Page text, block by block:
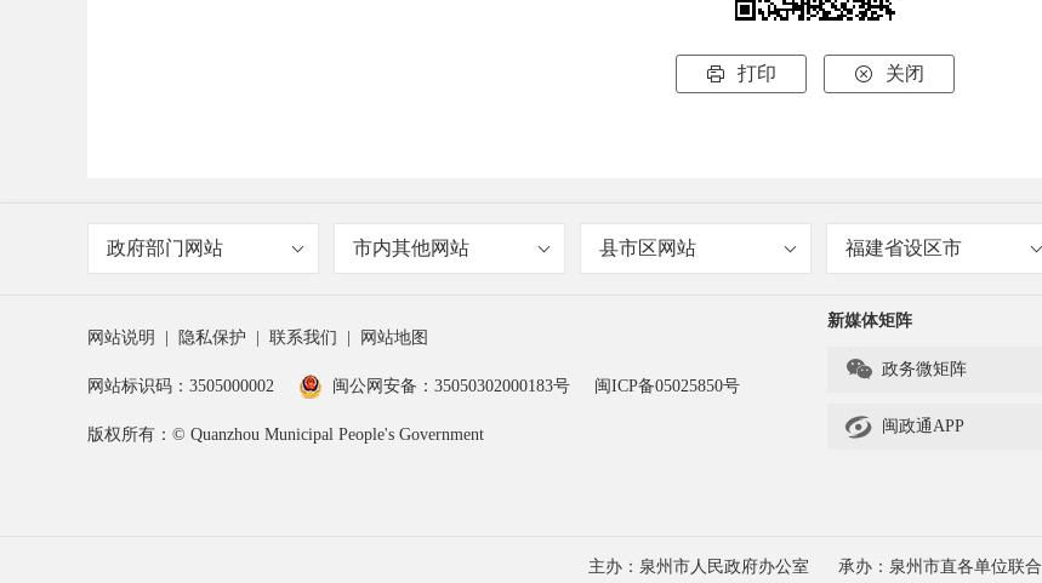
 打印  关闭
政府部门网站 市内其他网站 县市区网站 福建省设区市
网站说明 | 隐私保护 | 联系我们 | 网站地图
网站标识码：3505000002 闽公网安备：35050302000183号 闽ICP备05025850号
版权所有：© Quanzhou Municipal People's Government
新媒体矩阵
 政务微矩阵
 闽政通APP
主办：泉州市人民政府办公室 承办：泉州市直各单位联合